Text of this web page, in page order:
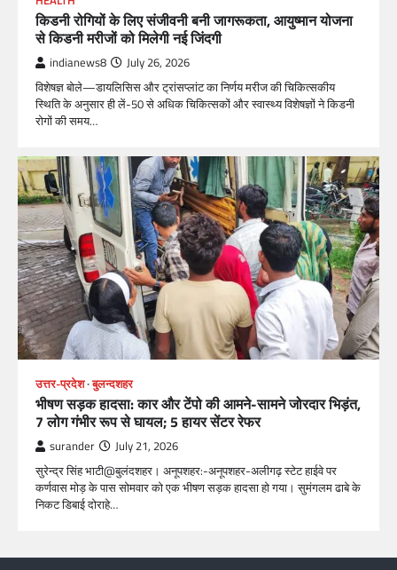
किडनी रोगियों के लिए संजीवनी बनी जागरूकता, आयुष्मान योजना
से किडनी मरीजों को मिलेगी नई जिंदगी
indianews8 July 26, 2026
विशेषज्ञ बोले—डायलिसिस और ट्रांसप्लांट का निर्णय मरीज की चिकित्सकीय
स्थिति के अनुसार ही लें-50 से अधिक चिकित्सकों और स्वास्थ्य विशेषज्ञों ने किडनी
रोगों की समय…
उत्तर-प्रदेश बुलन्दशहर
भीषण सड़क हादसा: कार और टेंपो की आमने-सामने जोरदार भिड़ंत,
7 लोग गंभीर रूप से घायल; 5 हायर सेंटर रेफर​
surander July 21, 2026
सुरेन्द्र सिंह भाटी@बुलंदशहर। अनूपशहर:-अनूपशहर-अलीगढ़ स्टेट हाईवे पर
कर्णवास मोड़ के पास सोमवार को एक भीषण सड़क हादसा हो गया। सुमंगलम ढाबे के
निकट डिबाई दोराहे…